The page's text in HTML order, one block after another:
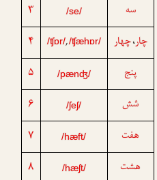
۳
/se/
سه
۴
/ʧɒr/,/ʧæhɒr/ چار،چهار
۵
/pænʤ/
پنج
۶
/ʃeʃ/
شش
۷
/hæft/
هفت
۸
/hæʃt/
هشت